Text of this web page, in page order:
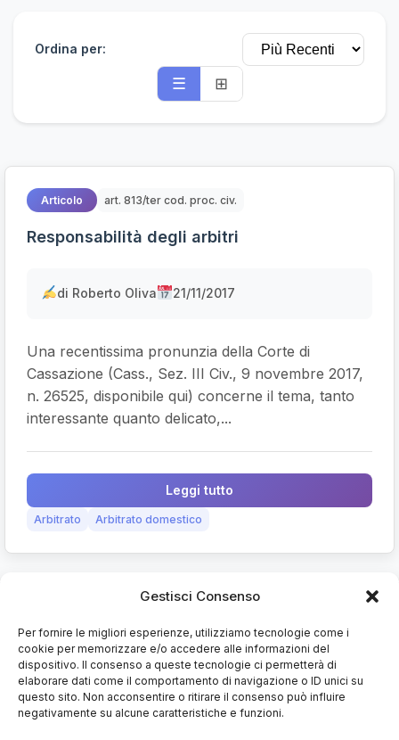
Gestisci Consenso
Per fornire le migliori esperienze, utilizziamo tecnologie come i
cookie per memorizzare e/o accedere alle informazioni del
dispositivo. Il consenso a queste tecnologie ci permetterà di
elaborare dati come il comportamento di navigazione o ID unici su
questo sito. Non acconsentire o ritirare il consenso può influire
negativamente su alcune caratteristiche e funzioni.
Ordina per:
☰ ⊞
Articolo art. 813/ter cod. proc. civ.
Responsabilità degli arbitri
di Roberto Oliva 21/11/2017
Una recentissima pronunzia della Corte di
Cassazione (Cass., Sez. III Civ., 9 novembre 2017,
n. 26525, disponibile qui) concerne il tema, tanto
interessante quanto delicato,...
Leggi tutto
Arbitrato Arbitrato domestico
Il punto di riferimento per la giurisprudenza arbitrale
italiana dal 2015.